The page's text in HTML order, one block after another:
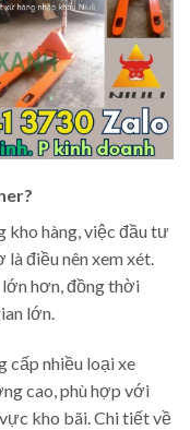
kho hàng, việc đầu tư
là điều nên xem xét.
lớn hơn, đồng thời
lớn.
cấp nhiều loại xe
cao, phù hợp với
kho bãi. Chi tiết về